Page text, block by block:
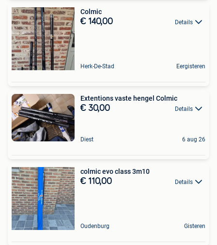
Colmic
€ 140,00 Details
Herk-De-Stad Eergisteren
Extentions vaste hengel Colmic
€ 30,00 Details
Diest 6 aug 26
colmic evo class 3m10
€ 110,00 Details
Oudenburg Gisteren